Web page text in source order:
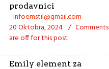
prodavnici
- infoemstil@gmail.com
20 Oktobra, 2024 / Comments
are off for this post
Emily element za